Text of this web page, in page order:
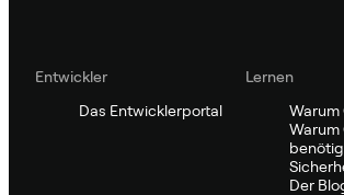
Entwickler
Das Entwicklerportal
Lernen
Warum
Warum
Der